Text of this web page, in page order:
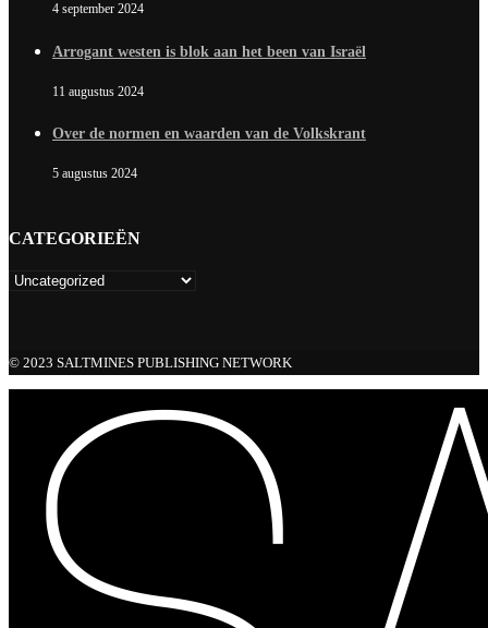
4 september 2024
Arrogant westen is blok aan het been van Israël
11 augustus 2024
Over de normen en waarden van de Volkskrant
5 augustus 2024
CATEGORIEËN
© 2023 SALTMINES PUBLISHING NETWORK